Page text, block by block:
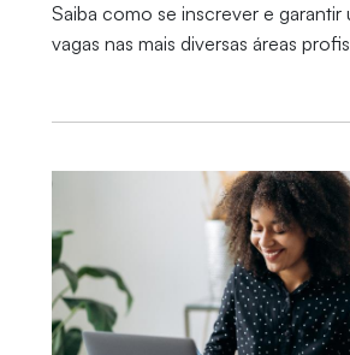
Saiba como se inscrever e garantir
vagas nas mais diversas áreas